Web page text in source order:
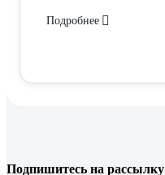
Подробнее
Подпишитесь на рассылку